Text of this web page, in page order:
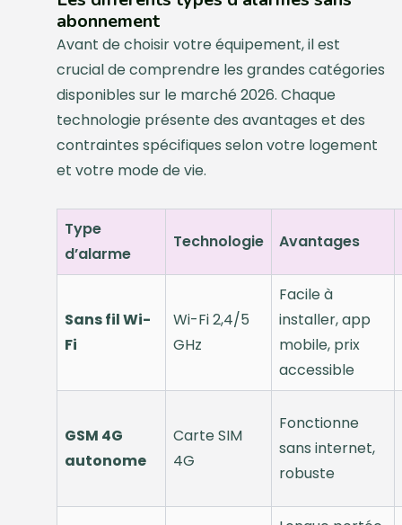
abonnement
Avant de choisir votre équipement, il est
crucial de comprendre les grandes catégories
disponibles sur le marché 2026. Chaque
technologie présente des avantages et des
contraintes spécifiques selon votre logement
et votre mode de vie.
Type
d’alarme
Technologie Avantages
Sans fil Wi-
Fi
Wi-Fi 2,4/5
GHz
Facile à
installer, app
mobile, prix
accessible
GSM 4G
autonome
Carte SIM
4G
Fonctionne
sans internet,
robuste